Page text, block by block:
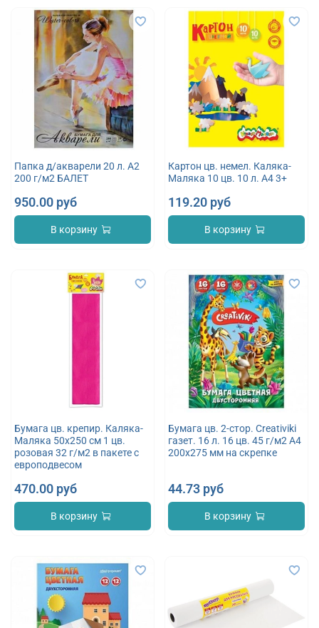
Папка д/акварели 20 л. А2
200 г/м2 БАЛЕТ
950.00 руб
В корзину
Картон цв. немел. Каляка-
Маляка 10 цв. 10 л. А4 3+
119.20 руб
В корзину
Бумага цв. крепир. Каляка-
Маляка 50х250 см 1 цв.
розовая 32 г/м2 в пакете с
европодвесом
470.00 руб
В корзину
Бумага цв. 2-стор. Creativiki
газет. 16 л. 16 цв. 45 г/м2 А4
200х275 мм на скрепке
44.73 руб
В корзину